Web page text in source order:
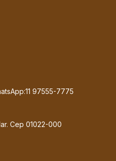
97555-7775
Cep 01022-000